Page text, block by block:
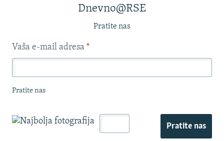
Dnevno@RSE
Pratite nas
Vaša e-mail adresa *
Pratite nas
Pratite nas